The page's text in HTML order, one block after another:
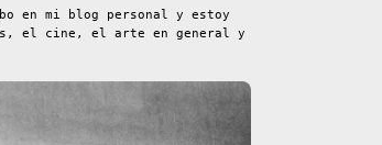
en mi blog personal y estoy
el cine, el arte en general y